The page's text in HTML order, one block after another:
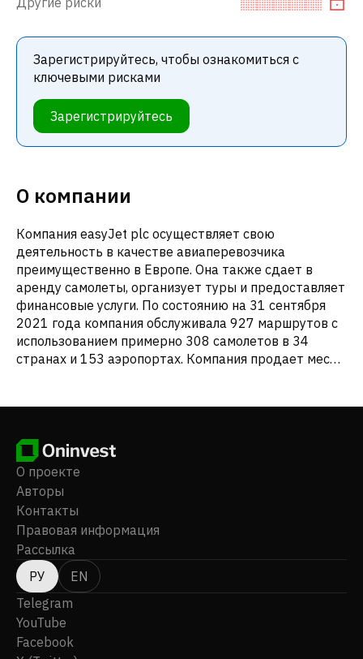
Зарегистрируйтесь, чтобы ознакомиться с
ключевыми рисками
Зарегистрируйтесь
О компании
Компания easyJet plc осуществляет свою
деятельность в качестве авиаперевозчика
преимущественно в Европе. Она также сдает в
аренду самолеты, организует туры и предоставляет
финансовые услуги. По состоянию на 31 сентября
2021 года компания обслуживала 927 маршрутов с
использованием примерно 308 самолетов в 34
странах и 153 аэропортах. Компания продает места
приложение, глобальные системы дистрибуции,
агрегаторы контента и туроператоров. Компания
easyJet plc была основана в 1995 году, ее штаб-
квартира находится в Лутоне, Великобритания.
О проекте
Авторы
Контакты
Правовая информация
Рассылка
РУ
EN
Telegram
YouTube
Facebook